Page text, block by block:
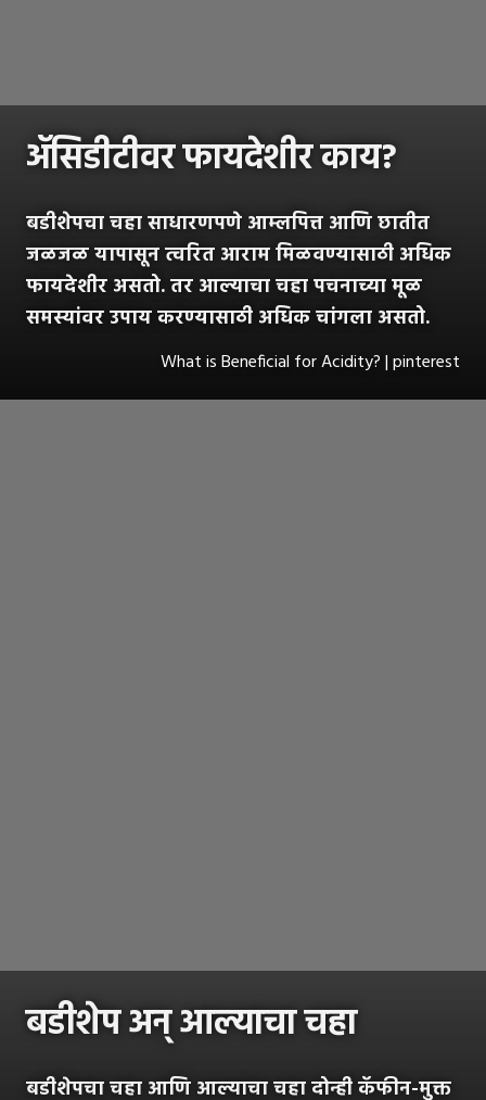
ॲसिडीटीवर फायदेशीर काय?
बडीशेपचा चहा साधारणपणे आम्लपित्त आणि छातीत
जळजळ यापासून त्वरित आराम मिळवण्यासाठी अधिक
फायदेशीर असतो. तर आल्याचा चहा पचनाच्या मूळ
समस्यांवर उपाय करण्यासाठी अधिक चांगला असतो.
What is Beneficial for Acidity? | pinterest
बडीशेप अन् आल्याचा चहा
बडीशेपचा चहा आणि आल्याचा चहा दोन्ही कॅफीन-मुक्त